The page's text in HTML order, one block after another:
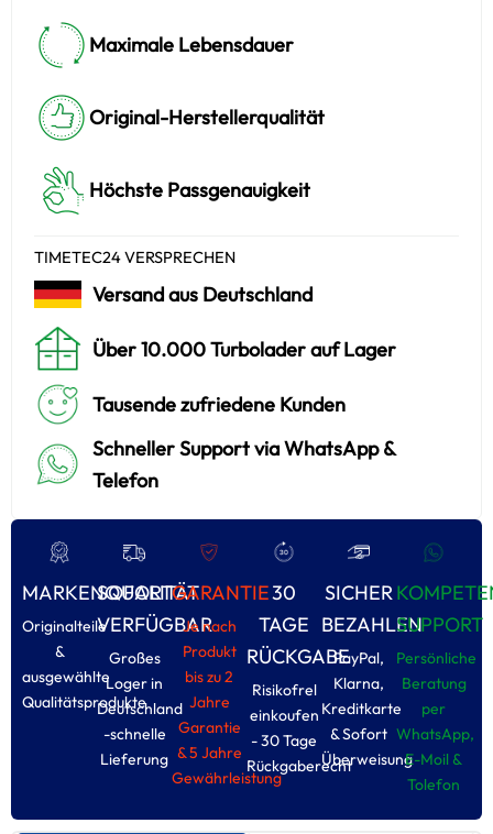
Maximale Lebensdauer
Original-Herstellerqualität
Höchste Passgenauigkeit
TIMETEC24 VERSPRECHEN
Versand aus Deutschland
Über 10.000 Turbolader auf Lager
Tausende zufriedene Kunden
Schneller Support via WhatsApp &
Telefon
MARKENQUALITÄT
Originalteile
&
ausgewählte
Qualitätsprodukte
SOFORT
VERFÜGBAR
Großes
Loger in
Deutschland
-schnelle
Lieferung
GARANTIE
Je nach
Produkt
bis zu 2
Jahre
Garantie
& 5 Jahre
Gewährleistung
30
TAGE
RÜCKGABE
Risikofrel
einkoufen
- 30 Tage
Rückgaberecht
SICHER
BEZAHLEN
PayPal,
Klarna,
Kreditkarte
& Sofort
Überweisung
SUPPORT
Persönliche
Beratung
per
WhatsApp,
E-Moil &
Tolefon